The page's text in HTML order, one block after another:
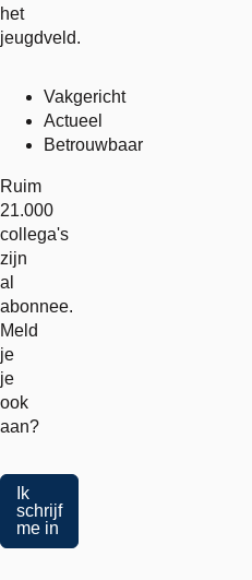
het
jeugdveld.
Vakgericht
Actueel
Betrouwbaar
Ruim
21.000
collega's
zijn
al
abonnee.
Meld
je
je
ook
aan?
Ik
schrijf
me in